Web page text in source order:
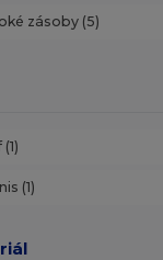
zásoby (5)
(1)
(1)